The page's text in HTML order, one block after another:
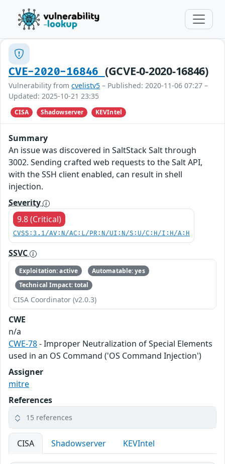
CVE-2020-16846 (GCVE-0-2020-16846)
Vulnerability from cvelistv5 – Published: 2020-11-06 07:27 –
Updated: 2025-10-21 23:35
CISA Shadowserver KEVIntel
Summary
An issue was discovered in SaltStack Salt through
3002. Sending crafted web requests to the Salt API,
with the SSH client enabled, can result in shell
injection.
Severity
9.8 (Critical)
CVSS:3.1/AV:N/AC:L/PR:N/UI:N/S:U/C:H/I:H/A:H
SSVC
Exploitation: active
Automatable: yes
Technical Impact: total
CISA Coordinator (v2.0.3)
CWE
n/a
CWE-78- Improper Neutralization of Special Elements
used in an OS Command ('OS Command Injection')
Assigner
mitre
References
15 references
CISA Shadowserver KEVIntel